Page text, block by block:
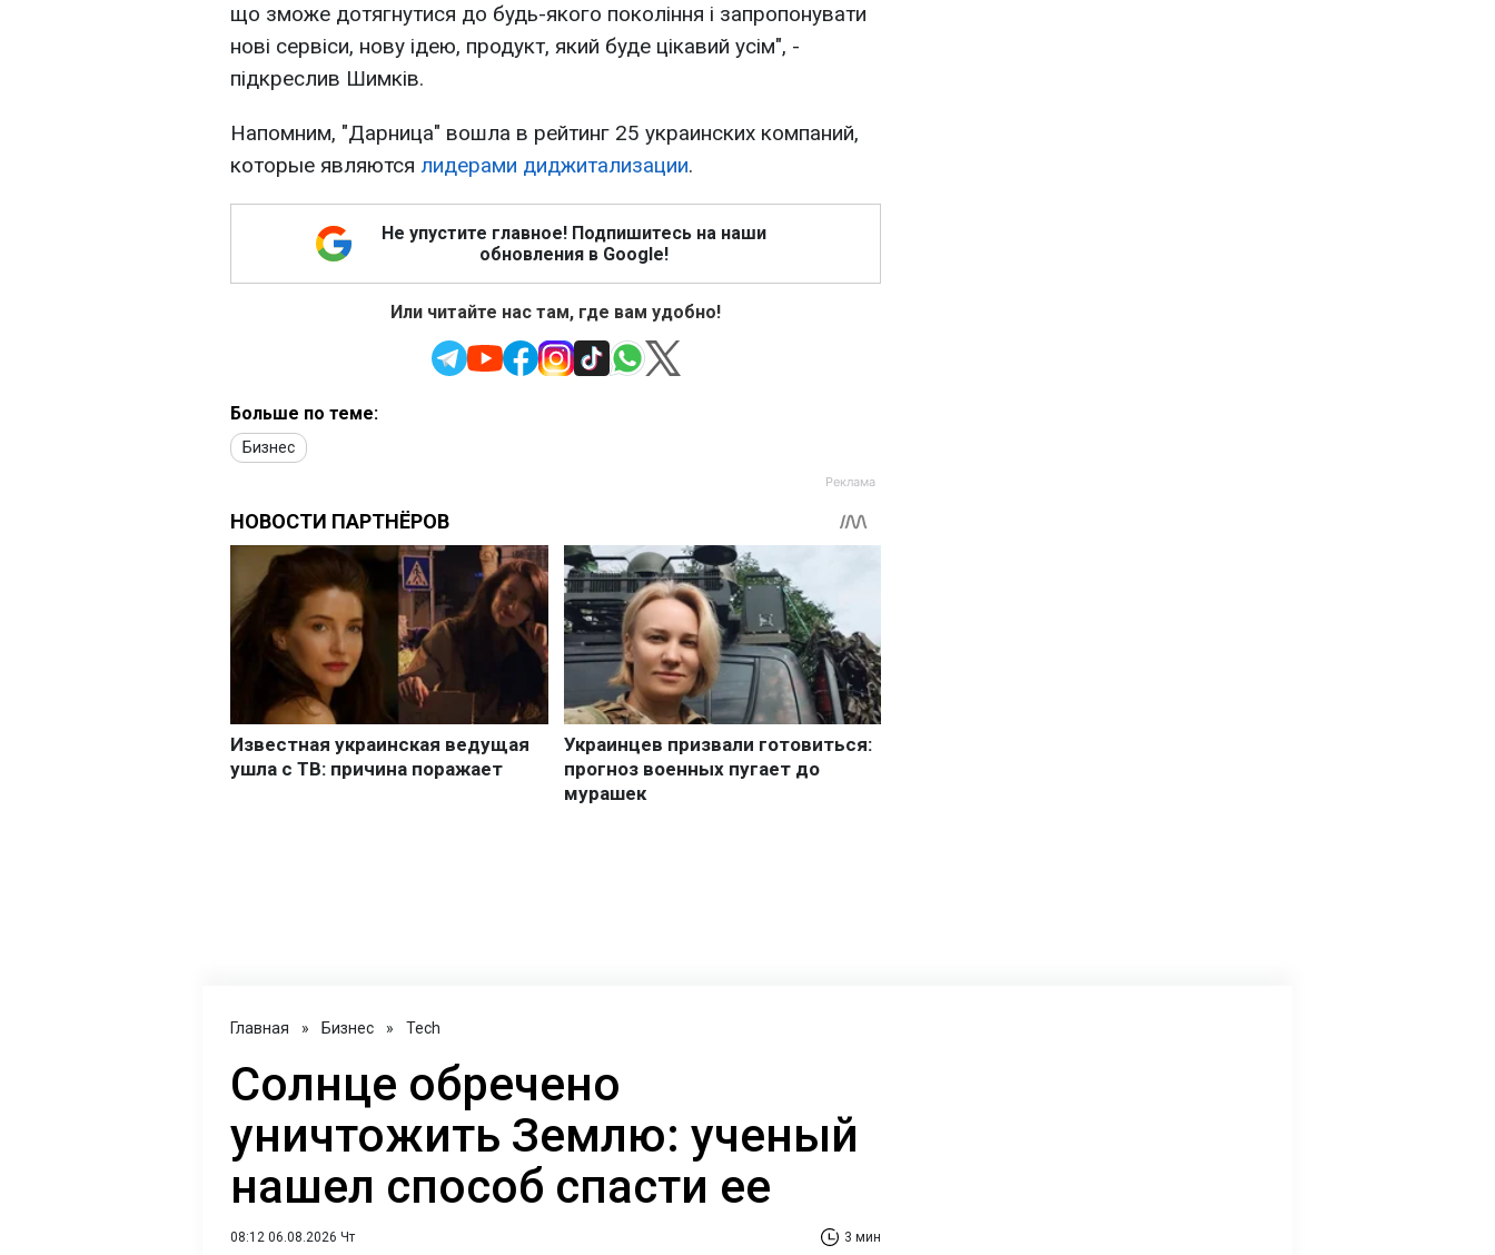
що зможе дотягнутися до будь-якого покоління і запропонувати
нові сервіси, нову ідею, продукт, який буде цікавий усім", -
підкреслив Шимків.
Напомним, "Дарница" вошла в рейтинг 25 украинских компаний,
которые являются лидерами диджитализации.
Не упустите главное! Подпишитесь на наши
обновления в Google!
Или читайте нас там, где вам удобно!
Больше по теме:
Бизнес
Главная » Бизнес » Tech
Солнце обречено
уничтожить Землю: ученый
нашел способ спасти ее
08:12 06.08.2026 Чт 3 мин